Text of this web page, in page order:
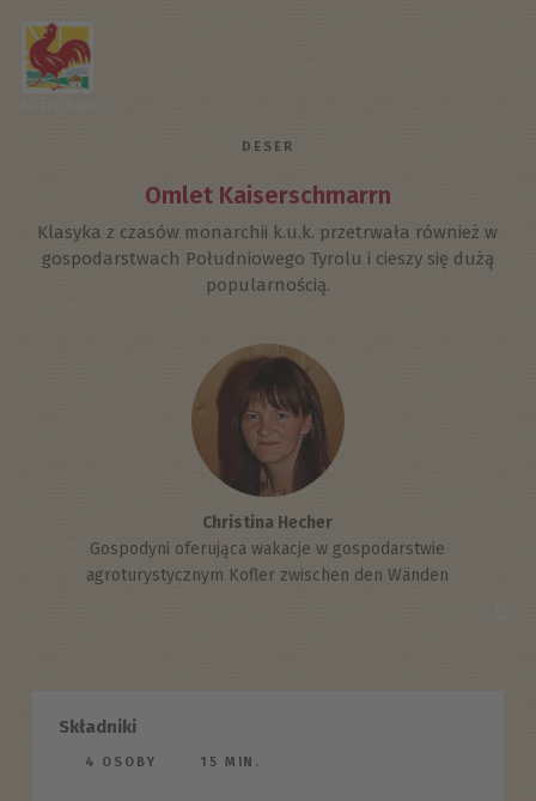
DESER
Omlet Kaiserschmarrn
Klasyka z czasów monarchii k.u.k. przetrwała również w
gospodarstwach Południowego Tyrolu i cieszy się dużą
popularnością.
Christina Hecher
Gospodyni oferująca wakacje w gospodarstwie
agroturystycznym Kofler zwischen den Wänden
Składniki
4 OSOBY 15 MIN.